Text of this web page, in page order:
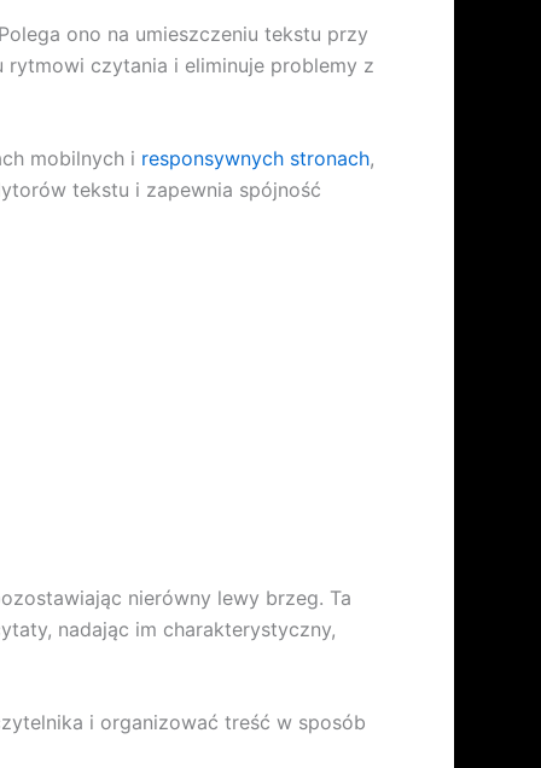
ono na umieszczeniu tekstu przy
rytmowi czytania i eliminuje problemy z
mobilnych i responsywnych stronach,
tekstu i zapewnia spójność
nierówny lewy brzeg. Ta
nadając im charakterystyczny,
i organizować treść w sposób